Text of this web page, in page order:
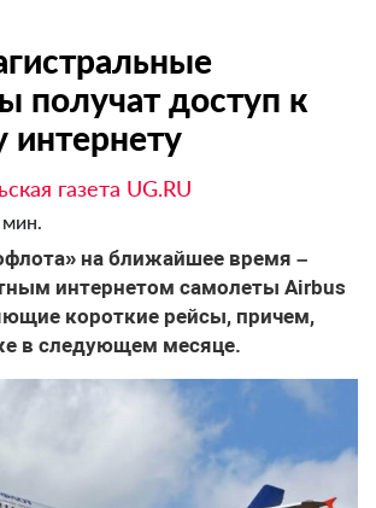
получат доступ к
интернету
газета UG.RU
мин.
на ближайшее время –
интернетом самолеты Airbus
короткие рейсы, причем,
в следующем месяце.